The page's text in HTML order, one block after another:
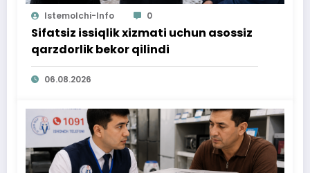
Istemolchi-Info 0
Sifatsiz issiqlik xizmati uchun asossiz
qarzdorlik bekor qilindi
06.08.2026